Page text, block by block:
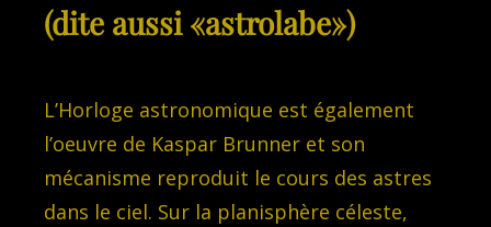
(dite aussi «astrolabe»)
L’Horloge astronomique est également
l’oeuvre de Kaspar Brunner et son
mécanisme reproduit le cours des astres
dans le ciel. Sur la planisphère céleste,